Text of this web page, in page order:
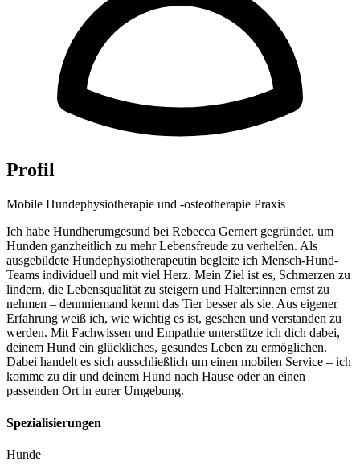
Profil
Mobile Hundephysiotherapie und -osteotherapie Praxis
Ich habe Hundherumgesund bei Rebecca Gernert gegründet, um
Hunden ganzheitlich zu mehr Lebensfreude zu verhelfen. Als
ausgebildete Hundephysiotherapeutin begleite ich Mensch-Hund-
Teams individuell und mit viel Herz. Mein Ziel ist es, Schmerzen zu
lindern, die Lebensqualität zu steigern und Halter:innen ernst zu
nehmen – dennniemand kennt das Tier besser als sie. Aus eigener
Erfahrung weiß ich, wie wichtig es ist, gesehen und verstanden zu
werden. Mit Fachwissen und Empathie unterstütze ich dich dabei,
deinem Hund ein glückliches, gesundes Leben zu ermöglichen.
Dabei handelt es sich ausschließlich um einen mobilen Service – ich
komme zu dir und deinem Hund nach Hause oder an einen
passenden Ort in eurer Umgebung.
Spezialisierungen
Hunde